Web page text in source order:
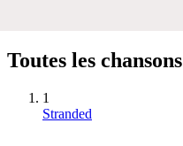
Toutes les chansons
1
Stranded